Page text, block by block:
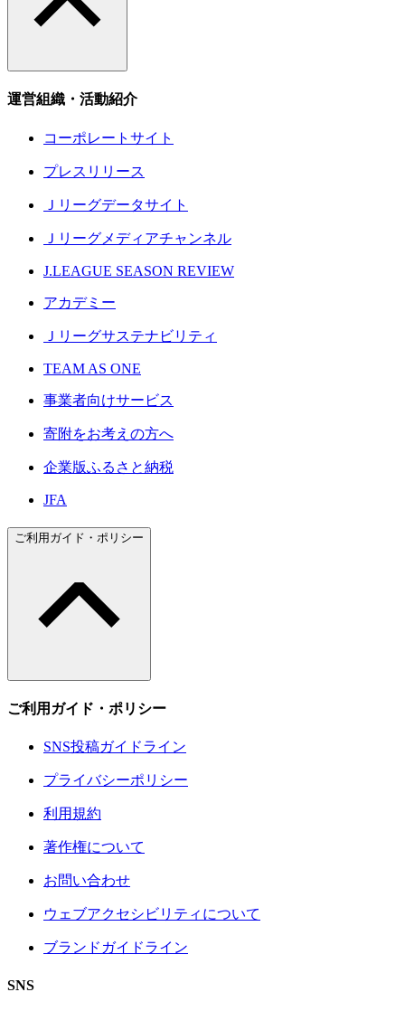
運営組織・活動紹介
コーポレートサイト
プレスリリース
Ｊリーグデータサイト
Ｊリーグメディアチャンネル
J.LEAGUE SEASON REVIEW
アカデミー
Ｊリーグサステナビリティ
TEAM AS ONE
事業者向けサービス
寄附をお考えの方へ
企業版ふるさと納税
JFA
ご利用ガイド・ポリシー
ご利用ガイド・ポリシー
SNS投稿ガイドライン
プライバシーポリシー
利用規約
著作権について
お問い合わせ
ウェブアクセシビリティについて
ブランドガイドライン
SNS